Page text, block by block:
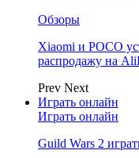
Обзоры
Xiaomi и POCO
распродажу на
Prev Next
Играть онлайн
Играть онлайн
Guild Wars 2